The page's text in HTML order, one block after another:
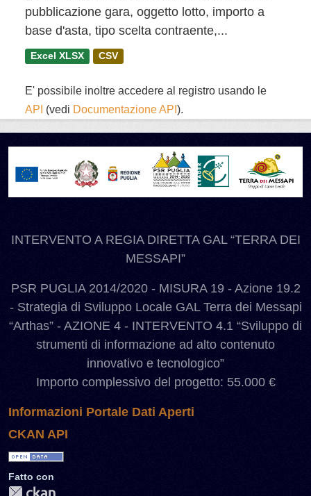
pubblicazione gara, oggetto lotto, importo a
base d'asta, tipo scelta contraente,...
Excel XLSX CSV
E' possibile inoltre accedere al registro usando le
API (vedi Documentazione API ).
INTERVENTO A REGIA DIRETTA GAL “TERRA DEI
MESSAPI”
PSR PUGLIA 2014/2020 - MISURA 19 - Azione 19.2
- Strategia di Sviluppo Locale GAL Terra dei Messapi
“Arthas” - AZIONE 4 - INTERVENTO 4.1 “Sviluppo di
strumenti di informazione ad alto contenuto
innovativo e tecnologico”
Importo complessivo del progetto: 55.000 €
Informazioni Portale Dati Aperti
CKAN API
Fatto con